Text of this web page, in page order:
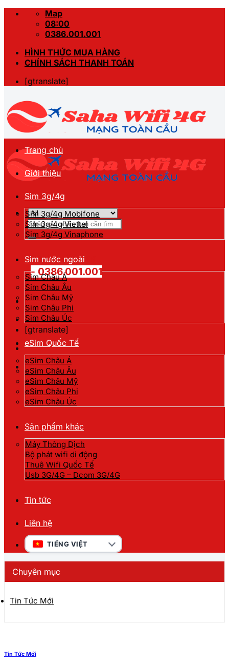
Skip
Map
08:00
0386.001.001
HÌNH THỨC MUA HÀNG
CHÍNH SÁCH THANH TOÁN
[gtranslate]
Tìm
kiếm:
Hotline đặt hàng
- 0386.001.001
[gtranslate]
Trang chủ
Giới thiệu
Sim 3g/4g
Sim 3g/4g Mobifone
Sim 3g/4g Viettel
Sim 3g/4g Vinaphone
Sim nước ngoài
Sim Châu Á
Sim Châu Âu
Sim Châu Mỹ
Sim Châu Phi
Sim Châu Úc
eSim Quốc Tế
eSim Châu Á
eSim Châu Âu
eSim Châu Mỹ
eSim Châu Phi
eSim Châu Úc
Sản phẩm khác
Máy Thông Dịch
Bộ phát wifi di động
Thuê Wifi Quốc Tế
Usb 3G/4G – Dcom 3G/4G
Tin tức
Liên hệ
TIẾNG VIỆT
Chuyên mục
Tin Tức Mới
Tin Tức Mới